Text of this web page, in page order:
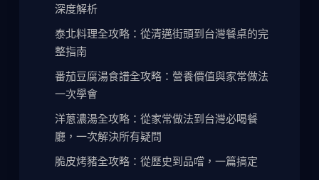
深度解析
泰北料理全攻略：從清邁街頭到台灣餐桌的完
整指南
番茄豆腐湯食譜全攻略：營養價值與家常做法
一次學會
洋蔥濃湯全攻略：從家常做法到台灣必喝餐
廳，一次解決所有疑問
脆皮烤豬全攻略：從歷史到品嚐，一篇搞定